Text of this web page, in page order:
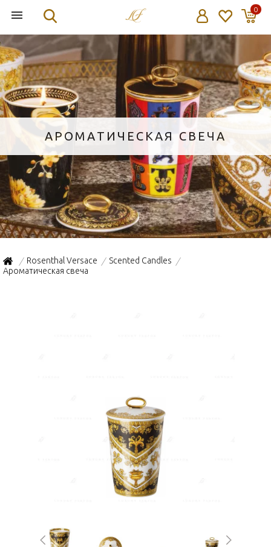
0
АРОМАТИЧЕСКАЯ СВЕЧА
/ Rosenthal Versace / Scented Candles /
Ароматическая свеча